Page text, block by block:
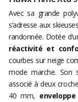
Avec sa grande
s’adresse aux
randonnée. Dotée
réactivité et
courbes sur neige
mode marche. Son
associé à deux
40 mm,